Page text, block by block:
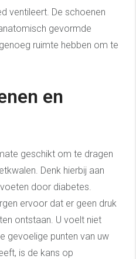
ventileert. De schoenen
gevormde
ruimte hebben om te
en
geschikt om te dragen
Denk hierbij aan
door diabetes.
ervoor dat er geen druk
ontstaan. U voelt niet
gevoelige punten van uw
is de kans op